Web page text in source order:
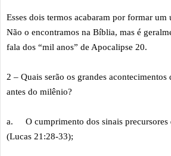
Esses dois termos acabaram por formar
Não o encontramos na Bíblia, mas é
fala dos “mil anos” de Apocalipse 20.
2 – Quais serão os grandes
antes do milênio?
a.
O cumprimento dos sinais
(Lucas 21:28-33);